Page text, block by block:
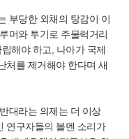
부당한 외채의 탕감이 이
머와 투기로 주물럭거리
해야 하고, 나아가 국제
처를 제거해야 한다며 새
대라는 의제는 더 이상
연구자들의 볼멘 소리가